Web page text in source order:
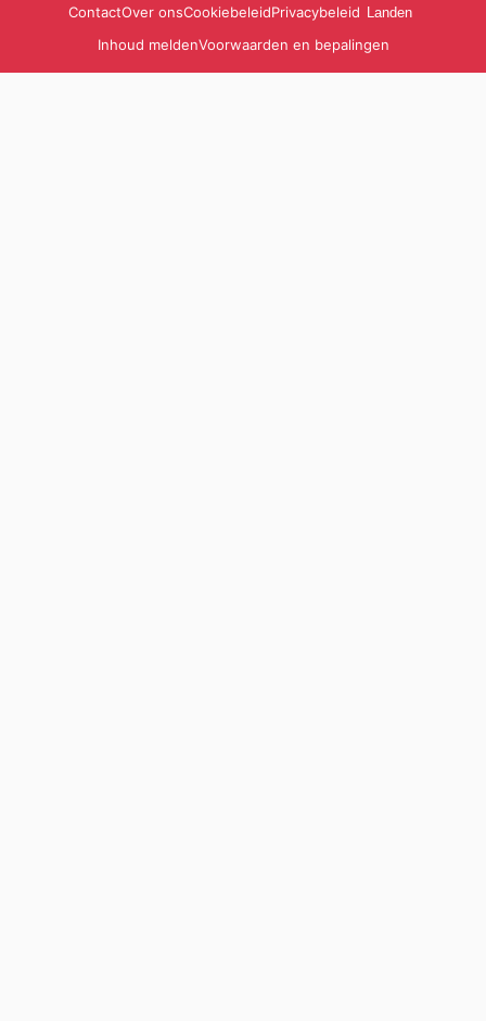
ContactOver onsCookiebeleidPrivacybeleid Landen
Inhoud meldenVoorwaarden en bepalingen